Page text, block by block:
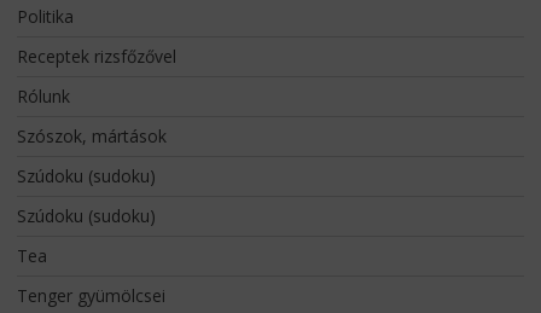
Politika
Receptek rizsfőzővel
Rólunk
Szószok, mártások
Szúdoku (sudoku)
Szúdoku (sudoku)
Tea
Tenger gyümölcsei